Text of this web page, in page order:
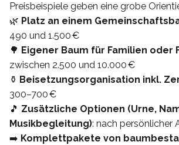
Preisbeispiele geben eine grobe
🌿 Platz an einem
490 und 1.500 €
🌳 Eigener Baum für Familien oder
zwischen 2.500 und 10.000 €
⚱️ Beisetzungsorganisation inkl.
300–700 €
🎵 Zusätzliche Optionen (Urne,
Musikbegleitung): nach persönlicher
➡️ Komplettpakete von